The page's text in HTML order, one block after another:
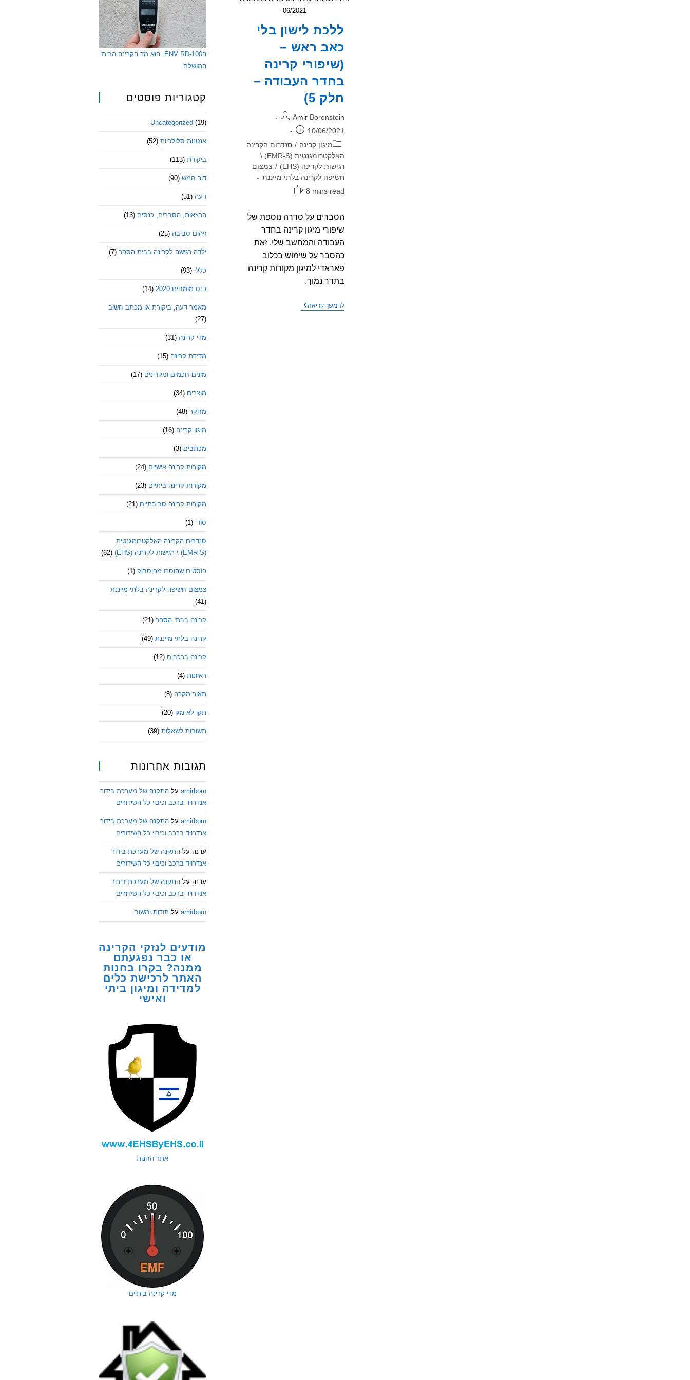
הENV RD-100, הוא מד הקרינה הביתי
המושלם
קטגוריות פוסטים
Uncategorized (19)
אנטנות סלולריות (52)
ביקורת (113)
דור חמש (90)
דעה (51)
הרצאות, הסברים, כנסים (13)
זיהום סביבה (25)
ילדה רגישה לקרינה בבית הספר (7)
כללי (93)
כנס מומחים 2020 (14)
מאמר דעה, ביקורת או מכתב חשוב
(27)
מדי קרינה (31)
מדידת קרינה (15)
מונים חכמים ומקרינים (17)
מוצרים (34)
מחקר (48)
מיגון קרינה (16)
מכתבים (3)
מקורות קרינה אישיים (24)
מקורות קרינה ביתיים (23)
מקורות קרינה סביבתיים (21)
סודי (1)
סנדרום הקרינה האלקטרומגנטית
(EMR-S) \ רגישות לקרינה (EHS)
(62)
פוסטים שהוסרו מפיסבוק (1)
צמצום חשיפה לקרינה בלתי מייננת
(41)
קרינה בבתי הספר (21)
קרינה בלתי מייננת (49)
קרינה ברכבים (12)
ראיונות (4)
תאור מקרה (8)
תקן לא מגן (20)
תשובות לשאלות (39)
תגובות אחרונות
amirborn על התקנה של מערכת בידור
אנדרויד ברכב וכיבוי כל השידורים
amirborn על התקנה של מערכת בידור
אנדרויד ברכב וכיבוי כל השידורים
עדנה על התקנה של מערכת בידור
אנדרויד ברכב וכיבוי כל השידורים
עדנה על התקנה של מערכת בידור
אנדרויד ברכב וכיבוי כל השידורים
amirborn על תודות ומשוב
מודעים לנזקי הקרינה
או כבר נפגעתם
ממנה? בקרו בחנות
האתר לרכישת כלים
למדידה ומיגון ביתי
ואישי
אתר החנות
מדי קרינה ביתיים
06/2021
ללכת לישון בלי
כאב ראש –
(שיפורי קרינה
בחדר העבודה –
חלק 5)
מחבר:
Amir Borenstein
פורסם:
10/06/2021
קטגוריה:
מיגון קרינה / סנדרום הקרינה
האלקטרומגנטית (EMR-S) \
רגישות לקרינה (EHS)
/ צמצום
חשיפה לקרינה בלתי מייננת
זמן
8 mins read
הסברים על סדרה נוספת של
שיפורי מיגון קרינה בחדר
העבודה והמחשב שלי. זאת
כהסבר על שימוש בכלוב
פאראדי למיגון מקורות קרינה
בתדר נמוך.
להמשך קריאהללכת